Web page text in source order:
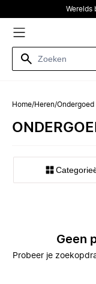
Werelds
Home/Heren/Ondergoed
Geen
Probeer je